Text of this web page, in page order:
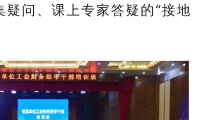
疑问、课上专家答疑的“接地